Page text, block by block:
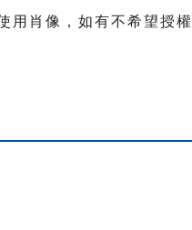
用肖像，如有不希望授權